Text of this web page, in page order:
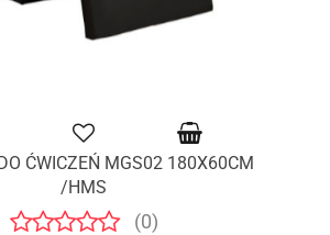
ĆWICZEŃ MGS02 180X60CM
/HMS
(0)